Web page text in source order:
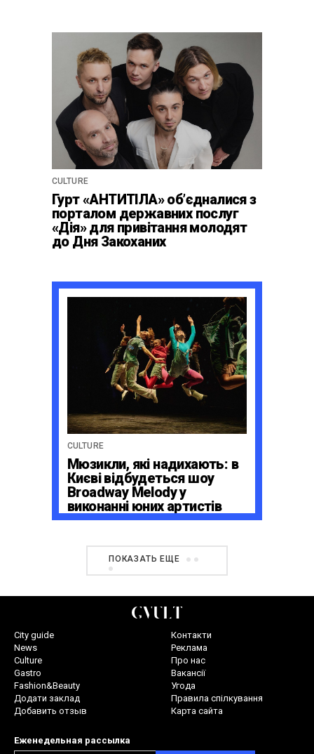
CULTURE
Гурт «АНТИТІЛА» обʼєдналися з
порталом державних послуг
«Дія» для привітання молодят
до Дня Закоханих
CULTURE
Мюзикли, які надихають: в
Києві відбудеться шоу
Broadway Melody у
виконанні юних артистів
Broadway Kids Studio
ПОКАЗАТЬ ЕЩЕ
City guide
News
Culture
Gastro
Fashion&Beauty
Додати заклад
Добавить отзыв
Контакти
Реклама
Про нас
Вакансії
Угода
Правила спілкування
Карта сайта
Еженедельная рассылка